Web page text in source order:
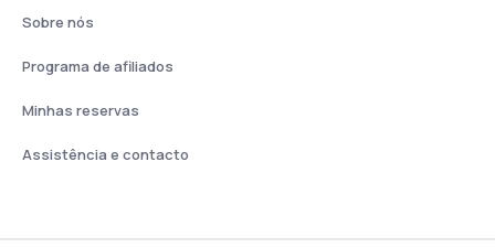
Sobre nós
Programa de afiliados
Minhas reservas
Assistência e contacto